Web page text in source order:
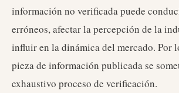
información no verificada puede
erróneos, afectar la percepción de la
influir en la dinámica del mercado. Por
pieza de información publicada se
exhaustivo proceso de verificación.